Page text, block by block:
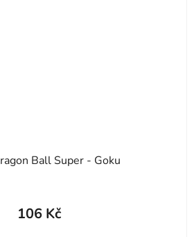
Ball Super - Goku
106 Kč